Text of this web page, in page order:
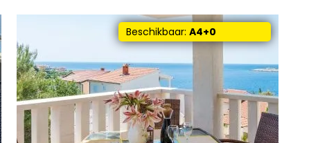
Beschikbaar:A4+0